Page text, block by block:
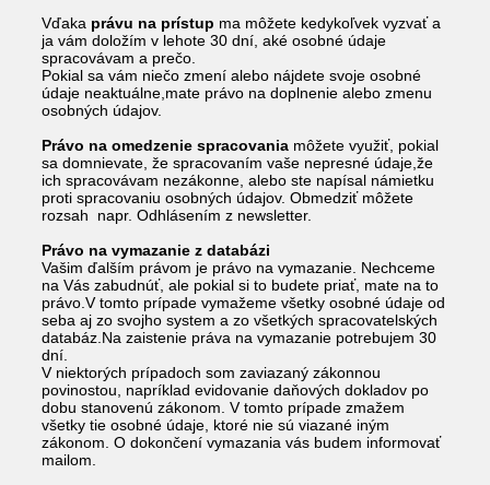
Vďaka právu na prístup ma môžete kedykoľvek vyzvať a
ja vám doložím v lehote 30 dní, aké osobné údaje
spracovávam a prečo.
Pokial sa vám niečo zmení alebo nájdete svoje osobné
údaje neaktuálne,mate právo na doplnenie alebo zmenu
osobných údajov.
Právo na omedzenie spracovania môžete využiť, pokial
sa domnievate, že spracovaním vaše nepresné údaje,že
ich spracovávam nezákonne, alebo ste napísal námietku
proti spracovaniu osobných údajov. Obmedziť môžete
rozsah napr. Odhlásením z newsletter.
Právo na vymazanie z databázi
Vašim ďalším právom je právo na vymazanie. Nechceme
na Vás zabudnúť, ale pokial si to budete priať, mate na to
právo.V tomto prípade vymažeme všetky osobné údaje od
seba aj zo svojho system a zo všetkých spracovatelských
databáz.Na zaistenie práva na vymazanie potrebujem 30
dní.
V niektorých prípadoch som zaviazaný zákonnou
povinostou, napríklad evidovanie daňových dokladov po
dobu stanovenú zákonom. V tomto prípade zmažem
všetky tie osobné údaje, ktoré nie sú viazané iným
zákonom. O dokončení vymazania vás budem informovať
mailom.